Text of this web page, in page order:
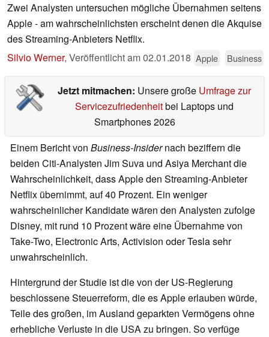
Zwei Analysten untersuchen mögliche Übernahmen seitens
Apple - am wahrscheinlichsten erscheint denen die Akquise
des Streaming-Anbieters Netflix.
Silvio Werner, Veröffentlicht am02.01.2018 Apple Business
Jetzt mitmachen: Unsere große Umfrage zur
Servicezufriedenheitbei Laptops und
Smartphones 2026
Einem Bericht von Business-Insidernach beziffern die
beiden Citi-Analysten Jim Suva und Asiya Merchant die
Wahrscheinlichkeit, dass Apple den Streaming-Anbieter
Netflix übernimmt, auf 40 Prozent. Ein weniger
wahrscheinlicher Kandidate wären den Analysten zufolge
Disney, mit rund 10 Prozent wäre eine Übernahme von
Take-Two, Electronic Arts, Activision oder Tesla sehr
unwahrscheinlich.
Hintergrund der Studie ist die von der US-Regierung
beschlossene Steuerreform, die es Apple erlauben würde,
Teile des großen, im Ausland geparkten Vermögens ohne
erhebliche Verluste in die USA zu bringen. So verfüge